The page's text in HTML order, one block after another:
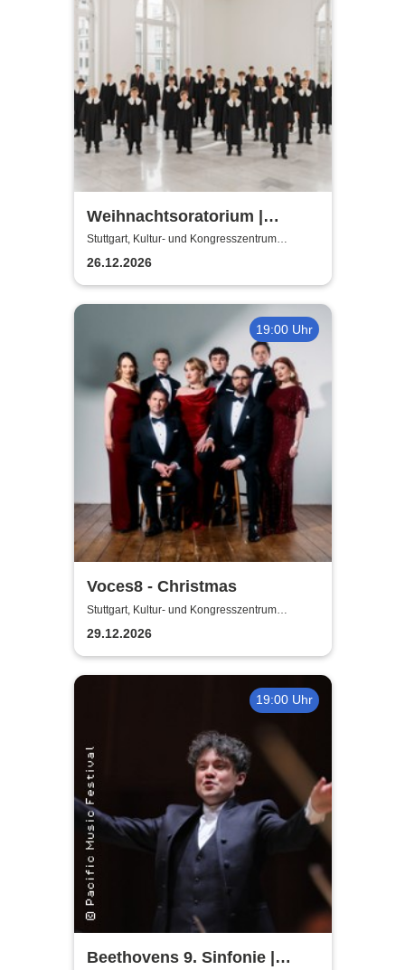
Weihnachtsoratorium |
Stuttgarter Hymnus-
Chorknaben, Stuttgarter
Kammerorchester
Stuttgart, Kultur- und Kongresszentrum
Liederhalle Stuttgart
26.12.2026
19:00 Uhr
Voces8 - Christmas
Stuttgart, Kultur- und Kongresszentrum
Liederhalle Stuttgart
29.12.2026
19:00 Uhr
Beethovens 9. Sinfonie |